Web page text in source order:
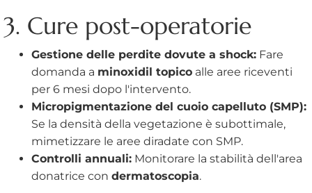
3. Cure post-operatorie
Gestione delle perdite dovute a shock: Fare
domanda a minoxidil topico alle aree riceventi
per 6 mesi dopo l'intervento.
Micropigmentazione del cuoio capelluto (SMP):
Se la densità della vegetazione è subottimale,
mimetizzare le aree diradate con SMP.
Controlli annuali: Monitorare la stabilità dell'area
donatrice con dermatoscopia.